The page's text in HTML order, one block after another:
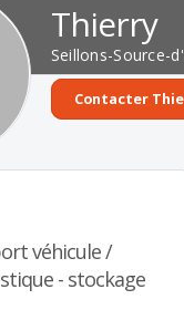
Thierry
Seillons-Source-
Contacter
véhicule /
- stockage